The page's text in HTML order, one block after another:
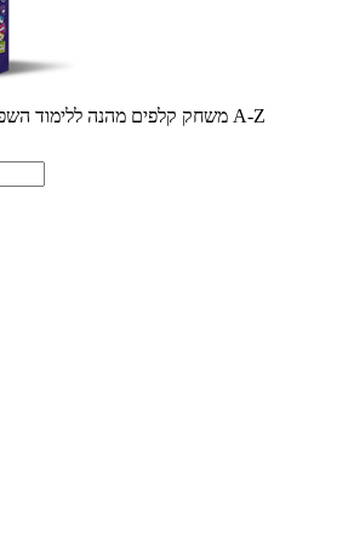
משחק קלפים מהנה ללימוד השפה האנגלית דגם שלישיות A-Z